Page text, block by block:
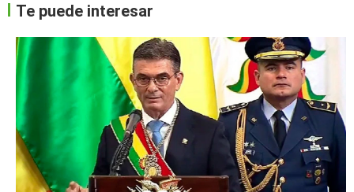
Te puede interesar